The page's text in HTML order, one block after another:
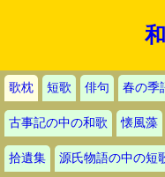
歌枕 短歌 俳句 春の季
古事記の中の和歌 懐風藻
拾遺集 源氏物語の中の短